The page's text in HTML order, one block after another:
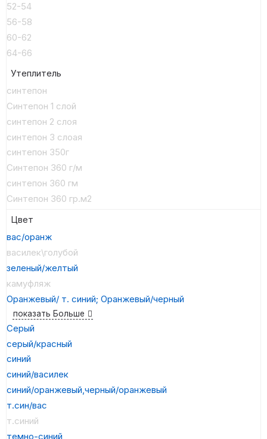
52-54
56-58
60-62
64-66
Утеплитель
синтепон
Синтепон 1 слой
синтепон 2 слоя
синтепон 3 слоая
синтепон 350г
Синтепон 360 г/м
синтепон 360 гм
Синтепон 360 гр.м2
Цвет
вас/оранж
василек\голубой
зеленый/желтый
камуфляж
Оранжевый/ т. синий; Оранжевый/черный
показать Больше
Серый
серый/красный
синий
синий/василек
синий/оранжевый,черный/оранжевый
т.син/вас
т.синий
темно-синий